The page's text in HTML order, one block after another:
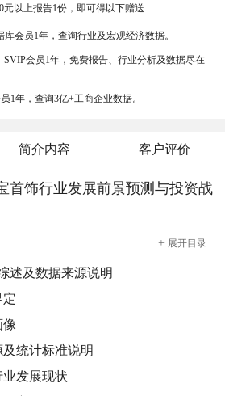
元以上报告1份，即可得以下赠送
会员1年，查询行业及宏观经济数据。
SVIP会员1年，免费报告、行业分析及数据尽在
1年，查询3亿+工商企业数据。
简介内容 客户评价
首饰行业发展前景预测与投资战
+ 展开目录
述及数据来源说明
定
像
统计标准说明
业发展现状